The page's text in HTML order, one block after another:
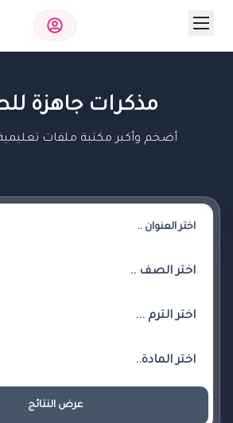
مذكرات جاهزة
أضخم وأكبر مكتبة ملفات تعليمية
عرض النتائج